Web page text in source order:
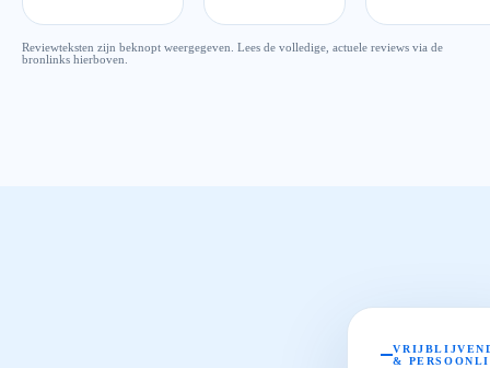
Reviewteksten zijn beknopt weergegeven. Lees de volledige, actuele reviews via de
bronlinks hierboven.
&